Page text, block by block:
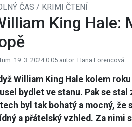
ČAS / KRIMI ČTENÍ
King Hale:
19. 3. 2024 0:05 autor: Hana Lorencová
William King Hale kolem
bydlet ve stanu. Pak se stal
byl tak bohatý a mocný, že
a přátelský vzhled. Za nimi